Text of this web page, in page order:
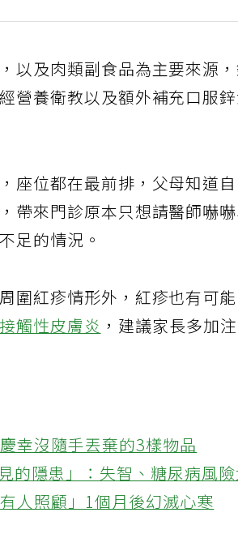
以及肉類副食品為主要來源
營養衛教以及額外補充口服
座位都在最前排，父母知道
帶來門診原本只想請醫師嚇嚇
足的情況。
圍紅疹情形外，紅疹也有可
接觸性皮膚炎 ，建議家長多加注
幸沒隨手丟棄的3樣物品
的隱患」：失智、糖尿病風
人照顧」1個月後幻滅心寒